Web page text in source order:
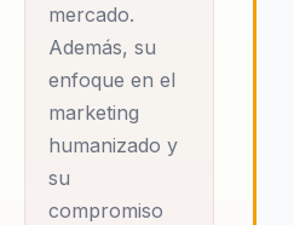
"Venta Silenciosa",
un libro que ha
revolucionado la
forma en que las
ventas se entienden
mercado.
Además, su
enfoque en el
marketing
humanizado y
su
compromiso